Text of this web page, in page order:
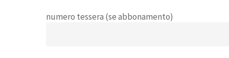
numero tessera (se abbonamento)